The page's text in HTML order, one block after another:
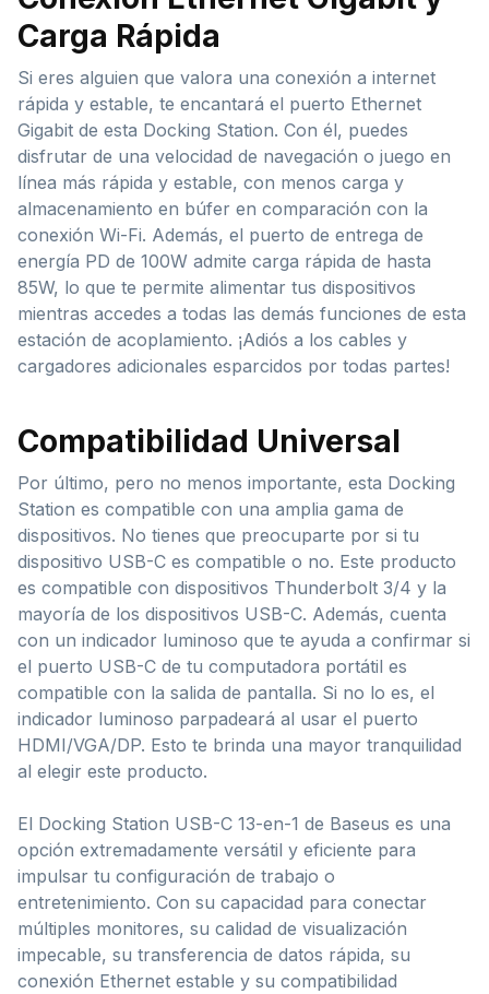
Carga Rápida
Si eres alguien que valora una conexión a internet
rápida y estable, te encantará el puerto Ethernet
Gigabit de esta Docking Station. Con él, puedes
disfrutar de una velocidad de navegación o juego en
línea más rápida y estable, con menos carga y
almacenamiento en búfer en comparación con la
conexión Wi-Fi. Además, el puerto de entrega de
energía PD de 100W admite carga rápida de hasta
85W, lo que te permite alimentar tus dispositivos
mientras accedes a todas las demás funciones de esta
estación de acoplamiento. ¡Adiós a los cables y
cargadores adicionales esparcidos por todas partes!
Compatibilidad Universal
Por último, pero no menos importante, esta Docking
Station es compatible con una amplia gama de
dispositivos. No tienes que preocuparte por si tu
dispositivo USB-C es compatible o no. Este producto
es compatible con dispositivos Thunderbolt 3/4 y la
mayoría de los dispositivos USB-C. Además, cuenta
con un indicador luminoso que te ayuda a confirmar si
el puerto USB-C de tu computadora portátil es
compatible con la salida de pantalla. Si no lo es, el
indicador luminoso parpadeará al usar el puerto
HDMI/VGA/DP. Esto te brinda una mayor tranquilidad
al elegir este producto.
El Docking Station USB-C 13-en-1 de Baseus es una
opción extremadamente versátil y eficiente para
impulsar tu configuración de trabajo o
entretenimiento. Con su capacidad para conectar
múltiples monitores, su calidad de visualización
impecable, su transferencia de datos rápida, su
conexión Ethernet estable y su compatibilidad